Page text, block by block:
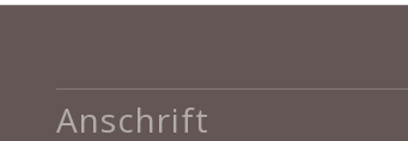
Anschrift